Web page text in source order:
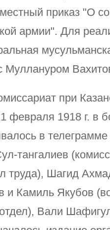
приказ "О
армии". Для
Муллануром
при
февраля 1918 г. в
в
тангалиев
труда), Шагид
и Камиль Якубов
Вали